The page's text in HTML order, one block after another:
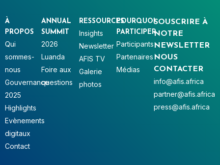
SOUSCRIRE À
NOTRE
NEWSLETTER
NOUS
CONTACTER
info@afis.africa
partner@afis.africa
press@afis.africa
À
PROPOS
Qui
sommes-
nous
Gouvernance
2025
Highlights
Evènements
digitaux
Contact
ANNUAL
SUMMIT
2026
Luanda
Foire aux
questions
RESSOURCES
Insights
Newsletter
AFIS TV
Galerie
photos
POURQUOI
PARTICIPER
Participants
Partenaires
Médias